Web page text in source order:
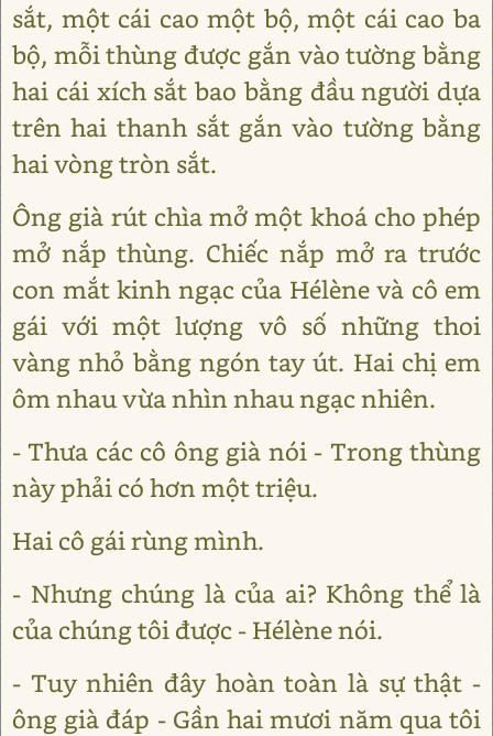
sắt, một cái cao một bộ, một cái cao ba
bộ, mỗi thùng được gắn vào tường bằng
hai cái xích sắt bao bằng đầu người dựa
trên hai thanh sắt gắn vào tường bằng
hai vòng tròn sắt.
Ông già rút chìa mở một khoá cho phép
mở nắp thùng. Chiếc nắp mở ra trước
con mắt kinh ngạc của Hélène và cô em
gái với một lượng vô số những thoi
vàng nhỏ bằng ngón tay út. Hai chị em
ôm nhau vừa nhìn nhau ngạc nhiên.
- Thưa các cô ông già nói - Trong thùng
này phải có hơn một triệu.
Hai cô gái rùng mình.
- Nhưng chúng là của ai? Không thể là
của chúng tôi được - Hélène nói.
- Tuy nhiên đây hoàn toàn là sự thật -
ông già đáp - Gần hai mươi năm qua tôi